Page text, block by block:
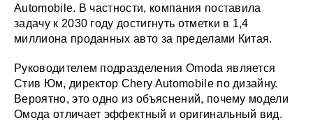
Automobile. В частности, компания поставила
задачу к 2030 году достигнуть отметки в 1,4
миллиона проданных авто за пределами Китая.
Руководителем подразделения Omoda является
Стив Юм, директор Chery Automobile по дизайну.
Вероятно, это одно из объяснений, почему модели
Омода отличает эффектный и оригинальный вид.